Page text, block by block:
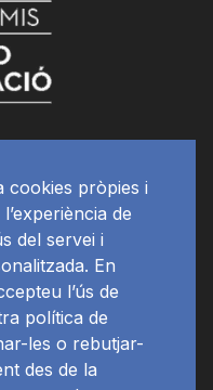
cookies pròpies i
de
del servei i
En
l’ús de
política de
les o rebutjar-
des de la